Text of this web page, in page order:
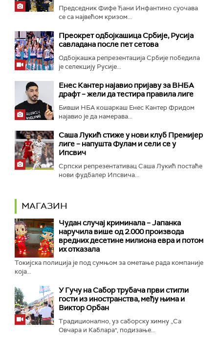
Председник Фифе Ђани Инфантино суочава
се са највећом кризом...
Преокрет одбојкашица Србије, Русија
савладана после пет сетова
Одбојкашка репрезентација Србије победила
је селекцију Русије...
Енес Кантер најавио пријаву за ВНБА
драфт – жели да тестира правила лиге
Бивши НБА кошаркаш Енес Кантер Фридом
најавио је да намерава...
Саша Лукић стиже у нови клуб Премијер
лиге – напушта Фулам и сели се у
Ипсвич
Српски репрезентативац Саша Лукић постаће
нови фудбалер Ипсвича...
МАГАЗИН
Чудан случај криминала – Јапанка
наручила више од 2.000 производа
вредних десетине милиона евра и потом
их отказала
Токијска полиција је под сумњом за ометање рада компаније
која...
У Гучу на Сабор трубача први стигли
гости из иностранства, међу њима и
Виктор Орбан
Традиционално, уз саборску химну „Са
Овчара и Каблара", подизање...